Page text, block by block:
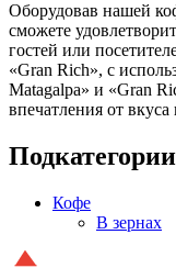
Оборудовав нашей
сможете
гостей или
«Gran Rich», с
Matagalpa» и «Gran
впечатления от вкуса
Подкатегории
Кофе
В зернах